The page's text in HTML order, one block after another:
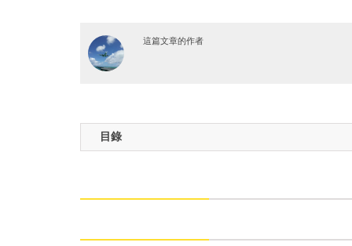
這篇文章的作者
目錄